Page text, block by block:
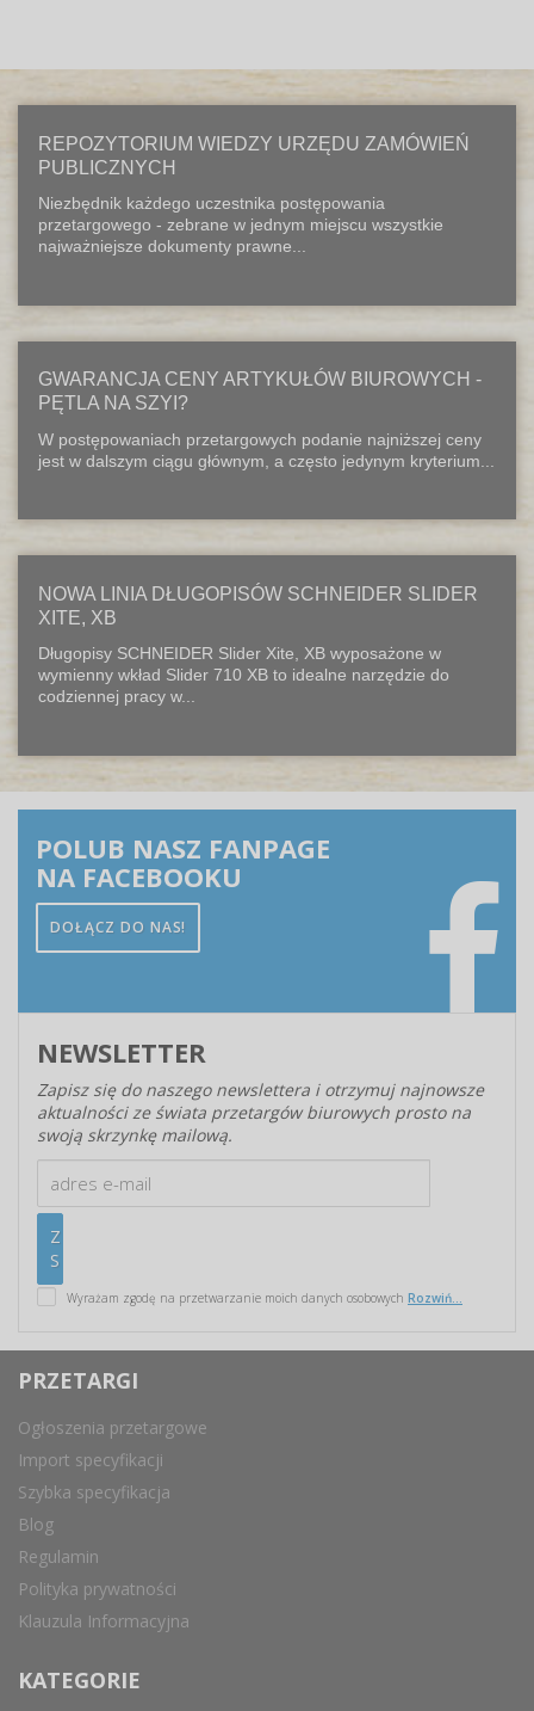
REPOZYTORIUM WIEDZY URZĘDU ZAMÓWIEŃ
PUBLICZNYCH
Niezbędnik każdego uczestnika postępowania
przetargowego - zebrane w jednym miejscu wszystkie
najważniejsze dokumenty prawne...
GWARANCJA CENY ARTYKUŁÓW BIUROWYCH -
PĘTLA NA SZYI?
W postępowaniach przetargowych podanie najniższej ceny
jest w dalszym ciągu głównym, a często jedynym kryterium...
NOWA LINIA DŁUGOPISÓW SCHNEIDER SLIDER
XITE, XB
Długopisy SCHNEIDER Slider Xite, XB wyposażone w
wymienny wkład Slider 710 XB to idealne narzędzie do
codziennej pracy w...
POLUB NASZ FANPAGE
NA FACEBOOKU
DOŁĄCZ DO NAS!
NEWSLETTER
Zapisz się do naszego newslettera i otrzymuj najnowsze
aktualności ze świata przetargów biurowych prosto na
swoją skrzynkę mailową.
Wyrażam zgodę na przetwarzanie moich danych osobowych Rozwiń...
PRZETARGI
Ogłoszenia przetargowe
Import specyfikacji
Szybka specyfikacja
Blog
Regulamin
Polityka prywatności
Klauzula Informacyjna
KATEGORIE